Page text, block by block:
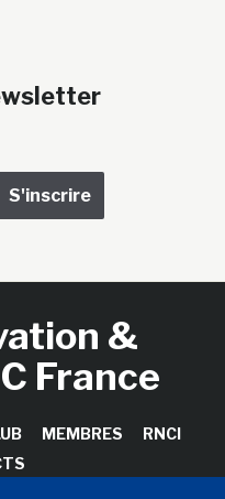
&
France
MEMBRES
RNCI